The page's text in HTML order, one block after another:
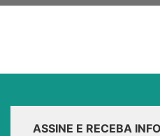
ASSINE E RECEBA